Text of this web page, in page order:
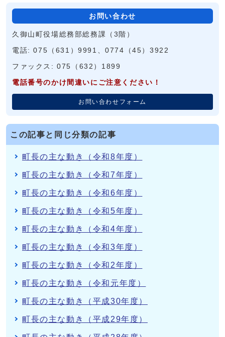
お問い合わせ
久御山町役場総務部総務課（3階）
電話: 075（631）9991、0774（45）3922
ファックス: 075（632）1899
電話番号のかけ間違いにご注意ください！
お問い合わせフォーム
この記事と同じ分類の記事
町長の主な動き（令和8年度）
町長の主な動き（令和7年度）
町長の主な動き（令和6年度）
町長の主な動き（令和5年度）
町長の主な動き（令和4年度）
町長の主な動き（令和3年度）
町長の主な動き（令和2年度）
町長の主な動き（令和元年度）
町長の主な動き（平成30年度）
町長の主な動き（平成29年度）